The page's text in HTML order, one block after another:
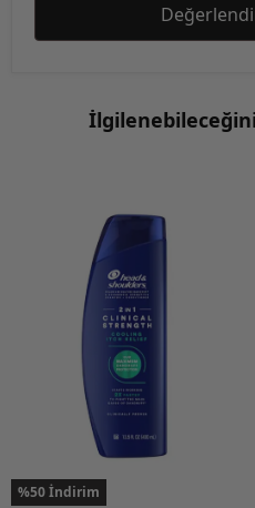
%50 İndirim